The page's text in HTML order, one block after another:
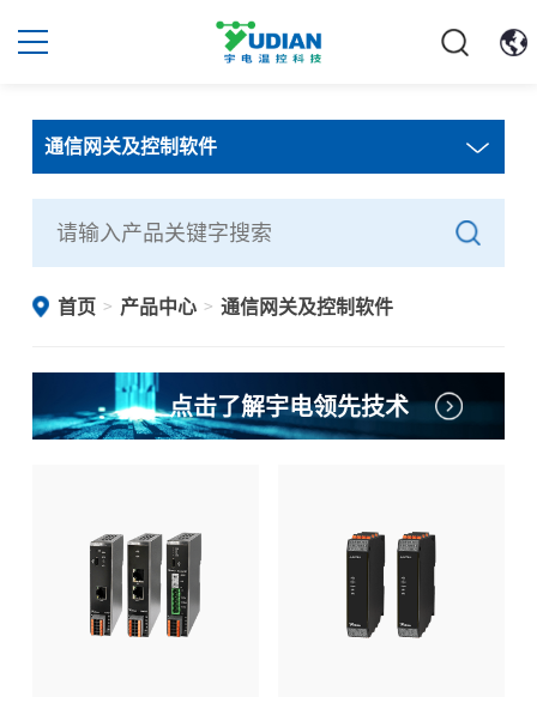
通信网关及控制软件
首页 > 产品中心 > 通信网关及控制软件
点击了解宇电领先技术